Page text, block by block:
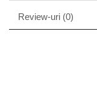
Review-uri (0)